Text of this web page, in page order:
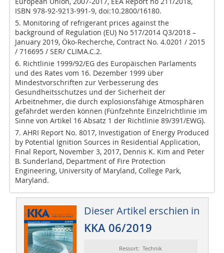
ISBN 978-92-9213-991-9, doi:10.2800/16180.
5. Monitoring of refrigerant prices against the
background of Regulation (EU) No 517/2014 Q3/2018 –
January 2019, Öko-Recherche, Contract No. 4.0201 / 2015
/ 716695 / SER/ CLIMA.C.2.
6. Richtlinie 1999/92/EG des Europäischen Parlaments
und des Rates vom 16. Dezember 1999 über
Mindestvorschriften zur Verbesserung des
Gesundheitsschutzes und der Sicherheit der
Arbeitnehmer, die durch explosionsfähige Atmosphären
gefährdet werden können (Fünfzehnte Einzelrichtlinie im
Sinne von Artikel 16 Absatz 1 der Richtlinie 89/391/EWG).
7. AHRI Report No. 8017, Investigation of Energy Produced
by Potential Ignition Sources in Residential Application,
Final Report, November 3, 2017, Dennis K. Kim and Peter
B. Sunderland, Department of Fire Protection
Engineering, University of Maryland, College Park,
Maryland.
Dieser Artikel erschien in
KKA 06/2019
Ressort: Technik